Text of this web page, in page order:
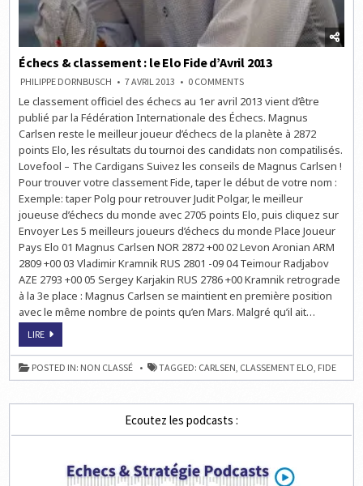
Échecs & classement : le Elo Fide d’Avril 2013
PHILIPPE DORNBUSCH 7 AVRIL 2013 0 COMMENTSON
&
:
LE
ELO
FIDE
2013
Le classement officiel des échecs au 1er avril 2013 vient d’être
publié par la Fédération Internationale des Échecs. Magnus
Carlsen reste le meilleur joueur d’échecs de la planète à 2872
points Elo, les résultats du tournoi des candidats non compatilisés.
Lovefool – The Cardigans Suivez les conseils de Magnus Carlsen !
Pour trouver votre classement Fide, taper le début de votre nom :
Exemple: taper Polg pour retrouver Judit Polgar, le meilleur
joueuse d’échecs du monde avec 2705 points Elo, puis cliquez sur
Envoyer Les 5 meilleurs joueurs d’échecs du monde Place Joueur
Pays Elo 01 Magnus Carlsen NOR 2872 +00 02 Levon Aronian ARM
2809 +00 03 Vladimir Kramnik RUS 2801 -09 04 Teimour Radjabov
AZE 2793 +00 05 Sergey Karjakin RUS 2786 +00 Kramnik retrograde
à la 3e place : Magnus Carlsen se maintient en première position
avec le même nombre de points qu’en Mars. Malgré qu’il ait…
LIREÉCHECS
CLASSEMENT
:
LE
ELO
D’AVRIL
POSTED IN: NON CLASSÉ TAGGED: CARLSEN, CLASSEMENT ELO, FIDE
Ecoutez les podcasts :